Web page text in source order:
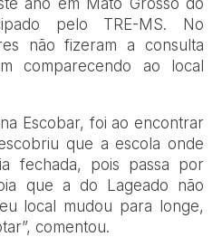
pelo TRE-MS. No
não fizeram a consulta
comparecendo ao local
Escobar, foi ao encontrar
que a escola onde
fechada, pois passa por
que a do Lageado não
local mudou para longe,
comentou.